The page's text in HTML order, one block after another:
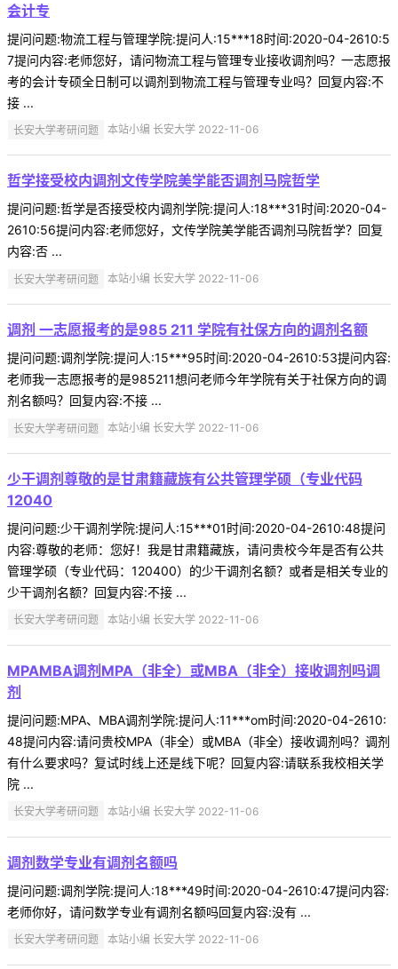
会计专
提问问题:物流工程与管理学院:提问人:15***18时间:2020-04-2610:5
7提问内容:老师您好，请问物流工程与管理专业接收调剂吗？一志愿报
考的会计专硕全日制可以调剂到物流工程与管理专业吗？回复内容:不
接 ...
长安大学考研问题 本站小编 长安大学 2022-11-06
哲学接受校内调剂文传学院美学能否调剂马院哲学
提问问题:哲学是否接受校内调剂学院:提问人:18***31时间:2020-04-
2610:56提问内容:老师您好，文传学院美学能否调剂马院哲学？回复
内容:否 ...
长安大学考研问题 本站小编 长安大学 2022-11-06
调剂 一志愿报考的是985 211 学院有社保方向的调剂名额
提问问题:调剂学院:提问人:15***95时间:2020-04-2610:53提问内容:
老师我一志愿报考的是985211想问老师今年学院有关于社保方向的调
剂名额吗？回复内容:不接 ...
长安大学考研问题 本站小编 长安大学 2022-11-06
少干调剂尊敬的是甘肃籍藏族有公共管理学硕（专业代码
12040
提问问题:少干调剂学院:提问人:15***01时间:2020-04-2610:48提问
内容:尊敬的老师：您好！我是甘肃籍藏族，请问贵校今年是否有公共
管理学硕（专业代码：120400）的少干调剂名额？或者是相关专业的
少干调剂名额？回复内容:不接 ...
长安大学考研问题 本站小编 长安大学 2022-11-06
MPAMBA调剂MPA（非全）或MBA（非全）接收调剂吗调
剂
提问问题:MPA、MBA调剂学院:提问人:11***om时间:2020-04-2610:
48提问内容:请问贵校MPA（非全）或MBA（非全）接收调剂吗？调剂
有什么要求吗？复试时线上还是线下呢？回复内容:请联系我校相关学
院 ...
长安大学考研问题 本站小编 长安大学 2022-11-06
调剂数学专业有调剂名额吗
提问问题:调剂学院:提问人:18***49时间:2020-04-2610:47提问内容:
老师你好，请问数学专业有调剂名额吗回复内容:没有 ...
长安大学考研问题 本站小编 长安大学 2022-11-06